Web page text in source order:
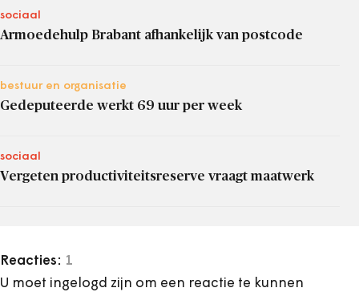
sociaal
Armoedehulp Brabant afhankelijk van postcode
bestuur en organisatie
Gedeputeerde werkt 69 uur per week
sociaal
Vergeten productiviteitsreserve vraagt maatwerk
Reacties: 1
U moet ingelogd zijn om een reactie te kunnen